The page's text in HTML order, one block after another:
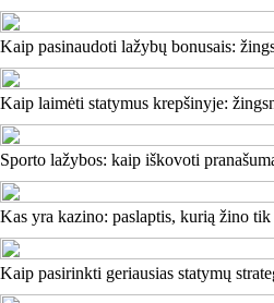
Kaip pasinaudoti lažybų bonusais:
Kaip laimėti statymus krepšinyje:
Sporto lažybos: kaip iškovoti
Kas yra kazino: paslaptis, kurią žino
Kaip pasirinkti geriausias statymų